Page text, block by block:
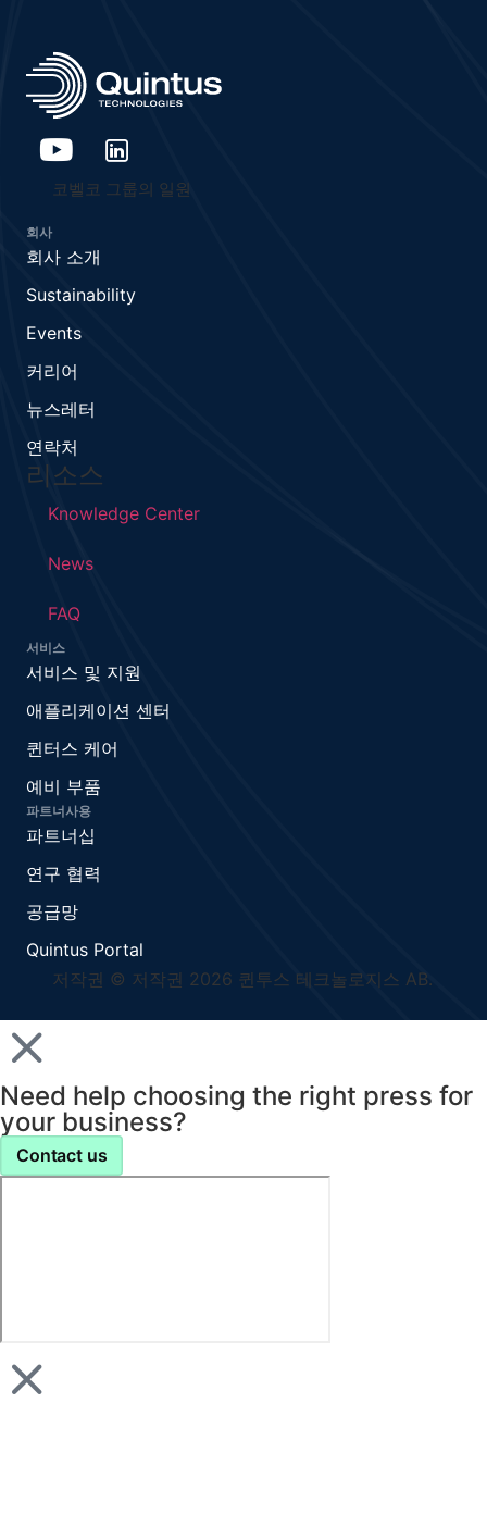
코벨코 그룹의 일원
회사
회사 소개
Sustainability
Events
커리어
뉴스레터
연락처
리소스
Knowledge Center
News
FAQ
서비스
서비스 및 지원
애플리케이션 센터
퀸터스 케어
예비 부품
파트너사용
파트너십
연구 협력
공급망
Quintus Portal
저작권 © 저작권 2026 퀸투스 테크놀로지스 AB.
Need help choosing the right press for
your business?
Contact us